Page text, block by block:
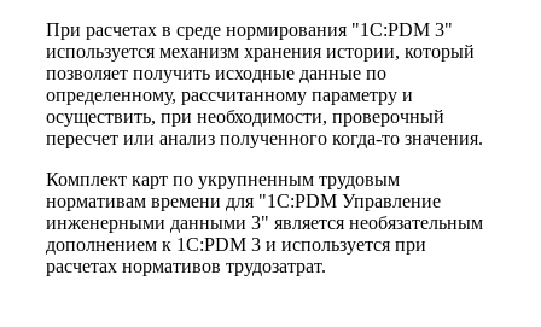
При расчетах в среде нормирования "1С:PDM 3"
используется механизм хранения истории, который
позволяет получить исходные данные по
определенному, рассчитанному параметру и
осуществить, при необходимости, проверочный
пересчет или анализ полученного когда-то значения.
Комплект карт по укрупненным трудовым
нормативам времени для "1С:PDM Управление
инженерными данными 3" является необязательным
дополнением к 1С:PDM 3 и используется при
расчетах нормативов трудозатрат.